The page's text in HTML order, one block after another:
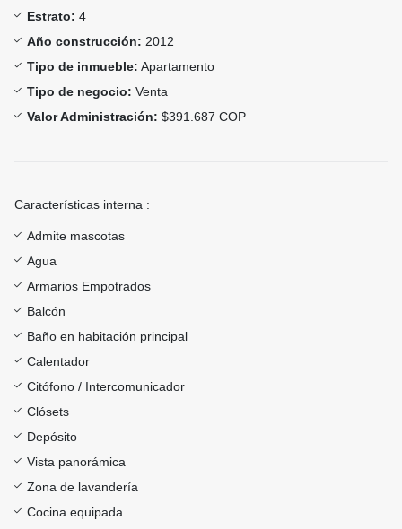
Estrato: 4
Año construcción: 2012
Tipo de inmueble: Apartamento
Tipo de negocio: Venta
Valor Administración: $391.687 COP
Características interna :
Admite mascotas
Agua
Armarios Empotrados
Balcón
Baño en habitación principal
Calentador
Citófono / Intercomunicador
Clósets
Depósito
Vista panorámica
Zona de lavandería
Cocina equipada